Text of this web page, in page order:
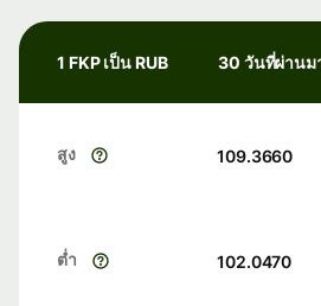
1 FKP เป็น RUB 30 วันที่ผ่านม
สูง 109.3660
ต่ำ 102.0470